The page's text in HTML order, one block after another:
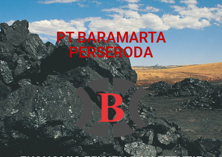
PT BARAMARTA
PERSERODA